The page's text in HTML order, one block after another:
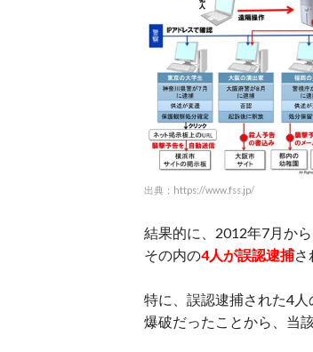
出典：https://www.fss.jp/
結果的に、2012年7月か
その内の4人が誤認逮捕さ
特に、誤認逮捕された4
爆破だったことから、当